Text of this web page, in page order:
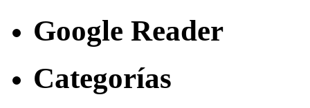
Google Reader
Categorías